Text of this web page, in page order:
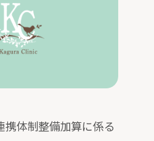
携体制整備加算に係る